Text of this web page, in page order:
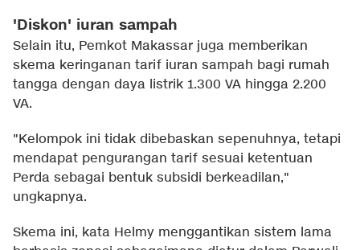
'Diskon' iuran sampah
Selain itu, Pemkot Makassar juga memberikan
skema keringanan tarif iuran sampah bagi rumah
tangga dengan daya listrik 1.300 VA hingga 2.200
VA.
"Kelompok ini tidak dibebaskan sepenuhnya, tetapi
mendapat pengurangan tarif sesuai ketentuan
Perda sebagai bentuk subsidi berkeadilan,"
ungkapnya.
Skema ini, kata Helmy menggantikan sistem lama